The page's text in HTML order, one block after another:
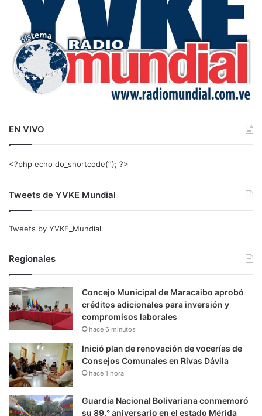
EN VIVO
<?php echo do_shortcode(‘‘); ?>
Tweets de YVKE Mundial
Tweets by YVKE_Mundial
Regionales
Concejo Municipal de Maracaibo aprobó
créditos adicionales para inversión y
compromisos laborales
hace 6 minutos
Inició plan de renovación de vocerías de
Consejos Comunales en Rivas Dávila
hace 1 hora
Guardia Nacional Bolivariana conmemoró
su 89.° aniversario en el estado Mérida